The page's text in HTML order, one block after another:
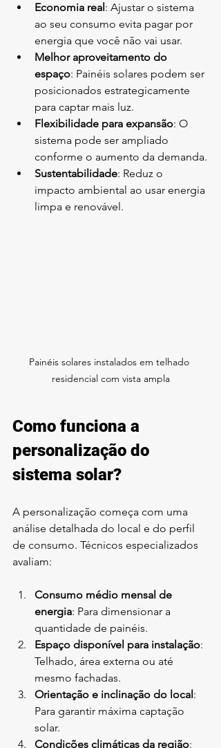
Economia real: Ajustar o sistema
ao seu consumo evita pagar por
energia que você não vai usar.
Melhor aproveitamento do
espaço: Painéis solares podem ser
posicionados estrategicamente
para captar mais luz.
Flexibilidade para expansão: O
sistema pode ser ampliado
conforme o aumento da demanda.
Sustentabilidade: Reduz o
impacto ambiental ao usar energia
limpa e renovável.
Painéis solares instalados em telhado
residencial com vista ampla
Como funciona a
personalização do
sistema solar?
A personalização começa com uma
análise detalhada do local e do perfil
de consumo. Técnicos especializados
avaliam:
Consumo médio mensal de
energia: Para dimensionar a
quantidade de painéis.
Espaço disponível para instalação:
Telhado, área externa ou até
mesmo fachadas.
Orientação e inclinação do local:
Para garantir máxima captação
solar.
Condições climáticas da região: